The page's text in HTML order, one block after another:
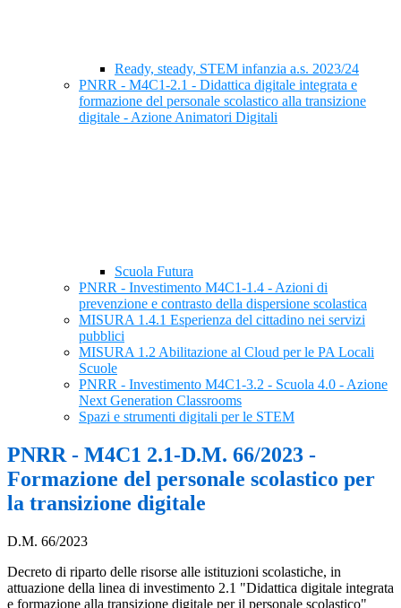
Ready, steady, STEM infanzia a.s. 2023/24
PNRR - M4C1-2.1 - Didattica digitale integrata e
formazione del personale scolastico alla transizione
digitale - Azione Animatori Digitali
Scuola Futura
PNRR - Investimento M4C1-1.4 - Azioni di
prevenzione e contrasto della dispersione scolastica
MISURA 1.4.1 Esperienza del cittadino nei servizi
pubblici
MISURA 1.2 Abilitazione al Cloud per le PA Locali
Scuole
PNRR - Investimento M4C1-3.2 - Scuola 4.0 - Azione
Next Generation Classrooms
Spazi e strumenti digitali per le STEM
PNRR - M4C1 2.1-D.M. 66/2023 -
Formazione del personale scolastico per
la transizione digitale
D.M. 66/2023
Decreto di riparto delle risorse alle istituzioni scolastiche, in
attuazione della linea di investimento 2.1 "Didattica digitale integrata
e formazione alla transizione digitale per il personale scolastico"